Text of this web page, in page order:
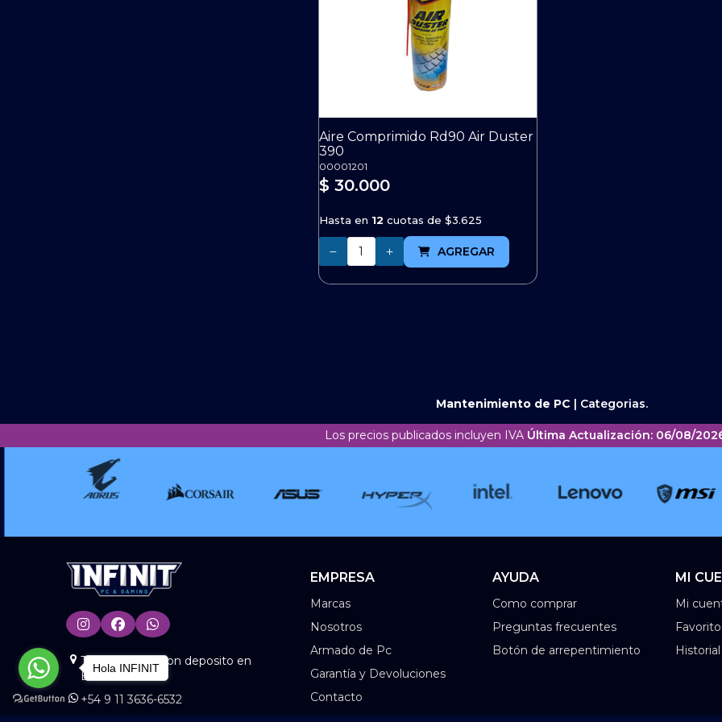
Aire Comprimido Rd90 Air Duster
390
00001201
$ 30.000
Hasta en 12 cuotas de $3.625
AGREGAR
Mantenimiento de PC | Categorias.
Los precios publicados incluyen IVA Última Actualización: 06/08/
Tienda Online con deposito en
BS.AS
+54 9 11 3636-6532
EMPRESA
Marcas
Nosotros
Armado de Pc
Garantía y Devoluciones
Contacto
AYUDA
Como comprar
Preguntas frecuentes
Botón de arrepentimiento
MI
Mi
Hola INFINIT